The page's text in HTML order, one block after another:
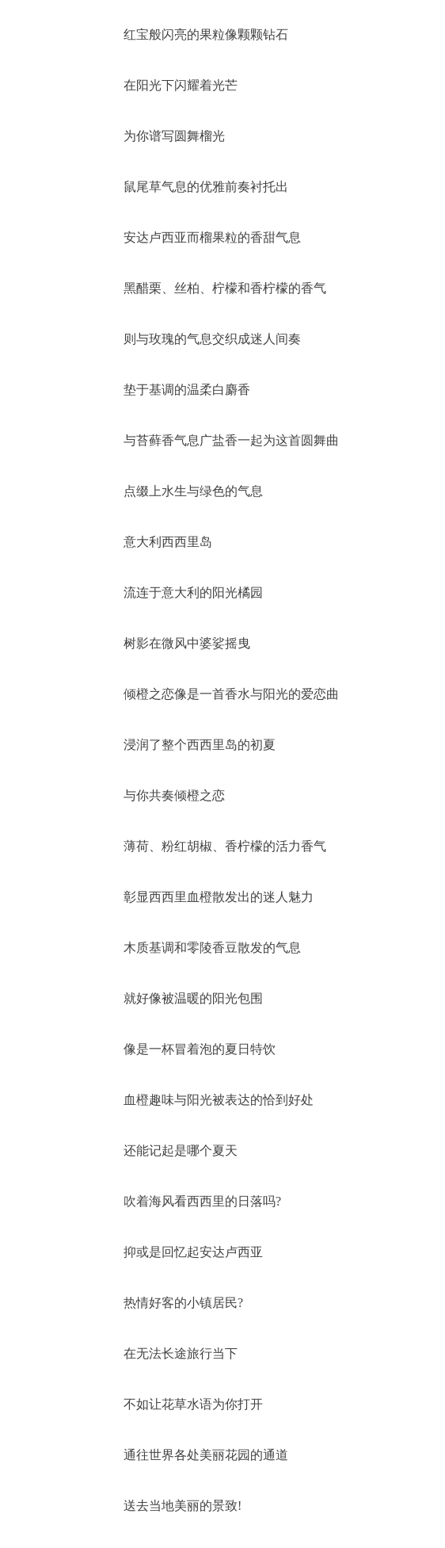
红宝般闪亮的果粒像颗颗钻石
在阳光下闪耀着光芒
为你谱写圆舞榴光
鼠尾草气息的优雅前奏衬托出
安达卢西亚而榴果粒的香甜气息
黑醋栗、丝柏、柠檬和香柠檬的香气
则与玫瑰的气息交织成迷人间奏
垫于基调的温柔白麝香
与苔藓香气息广盐香一起为这首圆舞曲
点缀上水生与绿色的气息
意大利西西里岛
流连于意大利的阳光橘园
树影在微风中婆娑摇曳
倾橙之恋像是一首香水与阳光的爱恋曲
浸润了整个西西里岛的初夏
与你共奏倾橙之恋
薄荷、粉红胡椒、香柠檬的活力香气
彰显西西里血橙散发出的迷人魅力
木质基调和零陵香豆散发的气息
就好像被温暖的阳光包围
像是一杯冒着泡的夏日特饮
血橙趣味与阳光被表达的恰到好处
还能记起是哪个夏天
吹着海风看西西里的日落吗?
抑或是回忆起安达卢西亚
热情好客的小镇居民?
在无法长途旅行当下
不如让花草水语为你打开
通往世界各处美丽花园的通道
送去当地美丽的景致!